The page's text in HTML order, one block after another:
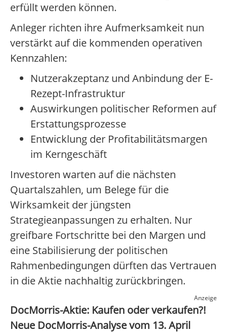
erfüllt werden können.
Anleger richten ihre Aufmerksamkeit nun
verstärkt auf die kommenden operativen
Kennzahlen:
Nutzerakzeptanz und Anbindung der E-
Rezept-Infrastruktur
Auswirkungen politischer Reformen auf
Erstattungsprozesse
Entwicklung der Profitabilitätsmargen
im Kerngeschäft
Investoren warten auf die nächsten
Quartalszahlen, um Belege für die
Wirksamkeit der jüngsten
Strategieanpassungen zu erhalten. Nur
greifbare Fortschritte bei den Margen und
eine Stabilisierung der politischen
Rahmenbedingungen dürften das Vertrauen
in die Aktie nachhaltig zurückbringen.
Anzeige
DocMorris-Aktie: Kaufen oder verkaufen?!
Neue DocMorris-Analyse vom 13. April